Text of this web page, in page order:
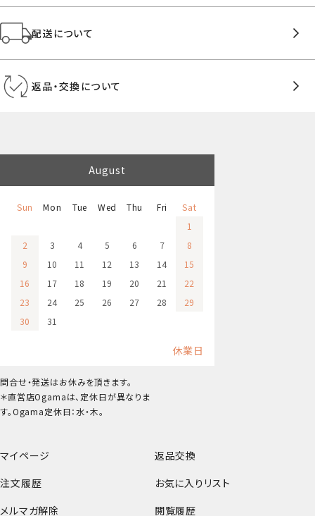
配送について
返品・交換について
マイページ
返品交換
注文履歴
お気に入りリスト
メルマガ解除
閲覧履歴
August
Sun Mon Tue Wed Thu Fri
Sat
1
2
3 4 5 6 7
8
9
10 11 12 13 14
15
16
17 18 19 20 21
22
23
24 25 26 27 28
29
30
31
休業日
問合せ・発送はお休みを頂きます。
＊直営店Ogamaは、定休日が異なりま
す。Ogama定休日：水・木。